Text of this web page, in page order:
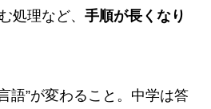
処理など、 手順が長くなり
語”が変わること。中学は答